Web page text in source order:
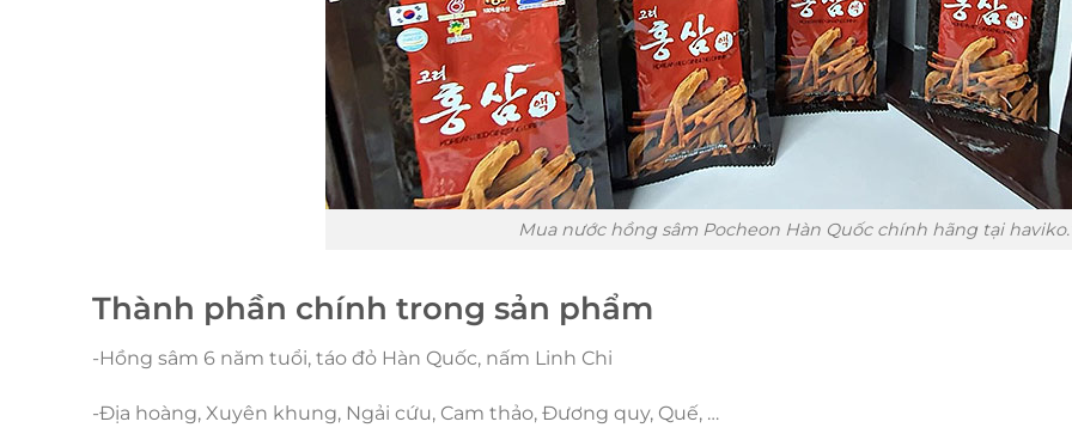
Mua nước hồng sâm Pocheon Hàn Quốc chính hãng tại
Thành phần chính trong sản phẩm
-Hồng sâm 6 năm tuổi, táo đỏ Hàn Quốc, nấm Linh Chi
-Địa hoàng, Xuyên khung, Ngải cứu, Cam thảo, Đương quy, Quế, …